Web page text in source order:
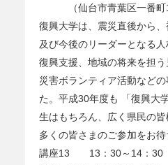
（仙台市青葉区一番町1-
復興大学は、震災直後から
及び今後のリーダーとなる
復興支援、地域の将来を担う
災害ボランティア活動など
た。平成30年度も 「復興大
生はもちろん、広く県民の皆
多くの皆さまのご参加をお待
講座13 13：30～14：30